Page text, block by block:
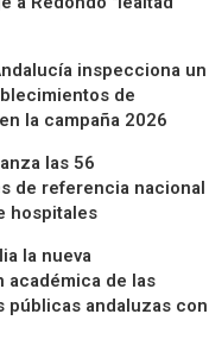
inspecciona un
de
la campaña 2026
las 56
de referencia nacional
hospitales
la nueva
académica de las
públicas andaluzas con